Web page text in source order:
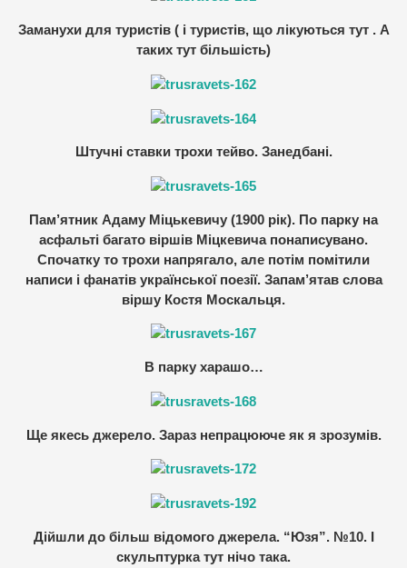
Заманухи для туристів ( і туристів, що лікуються тут . А
таких тут більшість)
Штучні ставки трохи тейво. Занедбані.
Пам’ятник Адаму Міцькевичу (1900 рік). По парку на
асфальті багато віршів Міцкевича понаписувано.
Спочатку то трохи напрягало, але потім помітили
написи і фанатів української поезії. Запам’ятав слова
віршу Костя Москальця.
В парку харашо…
Ще якесь джерело. Зараз непрацююче як я зрозумів.
Дійшли до більш відомого джерела. “Юзя”. №10. І
скульптурка тут нічо така.